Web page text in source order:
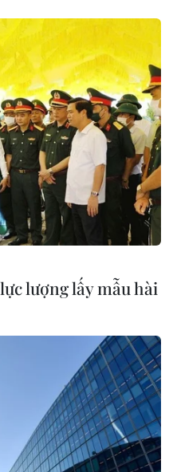
giữa
với
ban
lượng lấy mẫu hài